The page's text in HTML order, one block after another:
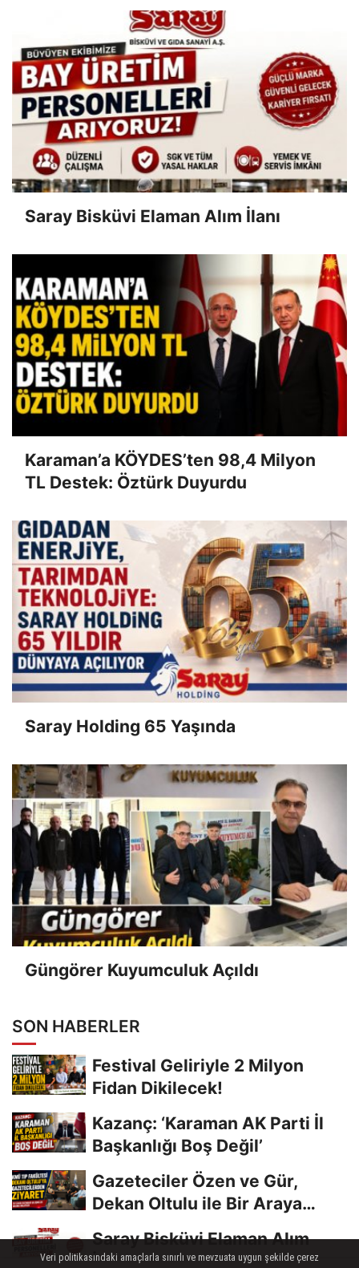
Saray Bisküvi Elaman Alım İlanı
Karaman’a KÖYDES’ten 98,4 Milyon
TL Destek: Öztürk Duyurdu
Saray Holding 65 Yaşında
Güngörer Kuyumculuk Açıldı
SON HABERLER
Festival Geliriyle 2 Milyon
Fidan Dikilecek!
Kazanç: ‘Karaman AK Parti İl
Başkanlığı Boş Değil’
Gazeteciler Özen ve Gür,
Dekan Oltulu ile Bir Araya
Saray Bisküvi Elaman Alım
İlanı
Veri politikasındaki amaçlarla sınırlı ve mevzuata uygun şekilde çerez